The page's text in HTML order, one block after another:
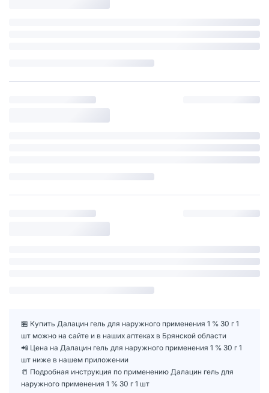
🏪 Купить Далацин гель для наружного применения 1 % 30 г 1
шт можно на сайте и в наших аптеках в Брянской области
📲 Цена на Далацин гель для наружного применения 1 % 30 г 1
шт ниже в нашем приложении
📒 Подробная инструкция по применению Далацин гель для
наружного применения 1 % 30 г 1 шт